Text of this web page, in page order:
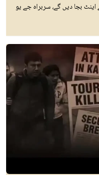
بجا دیں گے، سربراہ جے یو